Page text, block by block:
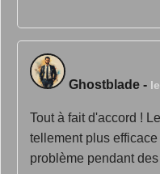
Ghostblade -
Tout à fait d'accord !
tellement plus
problème pendant